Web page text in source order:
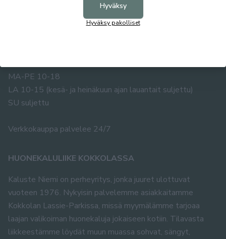
MA-PE 10-18
LA 10-15 (kesä- ja heinäkuun ajan lauantait suljettu)
SU suljettu
Verkkokauppa palvelee 24/7
HUONEKALULIIKE KOKKOLASSA
Kaluste Niemi on perheyritys, jonka juuret ulottuvat
vuoteen 1976. Nykyisin palvelemme asiakkaitamme
Kokkolan Lassie-Parkissa, missä myymälämme tarjoaa
laajan valikoiman huonekaluja jokaiseen kotiin. Tilavasta
liikkeestämme löydät muun muassa sohvat, sängyt,
Hyväksy
Hyväksy pakolliset